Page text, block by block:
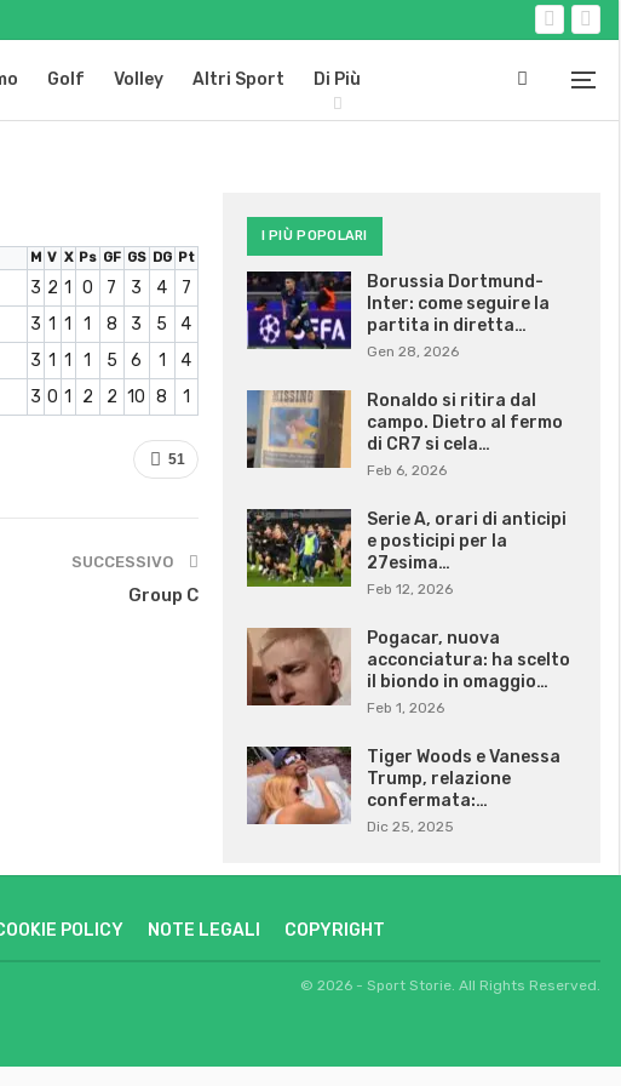
Golf Volley Altri Sport Di Più
M V X Ps GF GS DG Pt
3 2 1 0 7 3 4
7
3 1 1 1 8 3 5
4
3 1 1 1 5 6 1
4
3 0 1 2 2 10 8 1
51
SUCCESSIVO
Group C
I PIÙ POPOLARI
Borussia Dortmund-
Inter: come seguire la
partita in diretta…
Gen 28, 2026
Ronaldo si ritira dal
campo. Dietro al fermo
di CR7 si cela…
Feb 6, 2026
Serie A, orari di anticipi
e posticipi per la
27esima…
Feb 12, 2026
Pogacar, nuova
acconciatura: ha scelto
il biondo in omaggio…
Feb 1, 2026
Tiger Woods e Vanessa
Trump, relazione
confermata:…
Dic 25, 2025
POLICY NOTE LEGALI COPYRIGHT
© 2026 - Sport Storie. All Rights Reserved.